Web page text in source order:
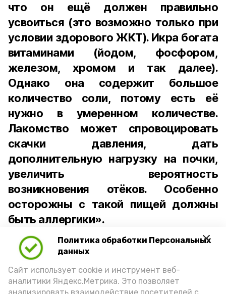
Политика обработки Персональных
данных
Сайт использует cookie и инструмент веб-
аналитики Яндекс.Метрика. Это позволяет
что он ещё должен правильно
усвоиться (это возможно только при
условии здорового ЖКТ). Икра богата
витаминами (йодом, фосфором,
железом, хромом и так далее).
Однако она содержит большое
количество соли, потому есть её
нужно в умеренном количестве.
Лакомство может спровоцировать
скачки давления, дать
дополнительную нагрузку на почки,
увеличить вероятность
возникновения отёков. Особенно
осторожны с такой пищей должны
быть аллергики».
Для взрослого человека безопасной
порцией икры считается 30-50 граммов
(2-3 ложки). При этом следует обратить
внимание на хлеб, с которым она